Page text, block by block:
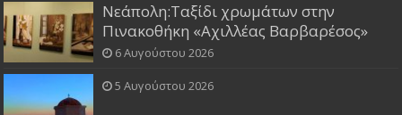
Νεάπολη:Ταξίδι χρωμάτων στην
Πινακοθήκη «Αχιλλέας Βαρβαρέσος»
6 Αυγούστου 2026
5 Αυγούστου 2026